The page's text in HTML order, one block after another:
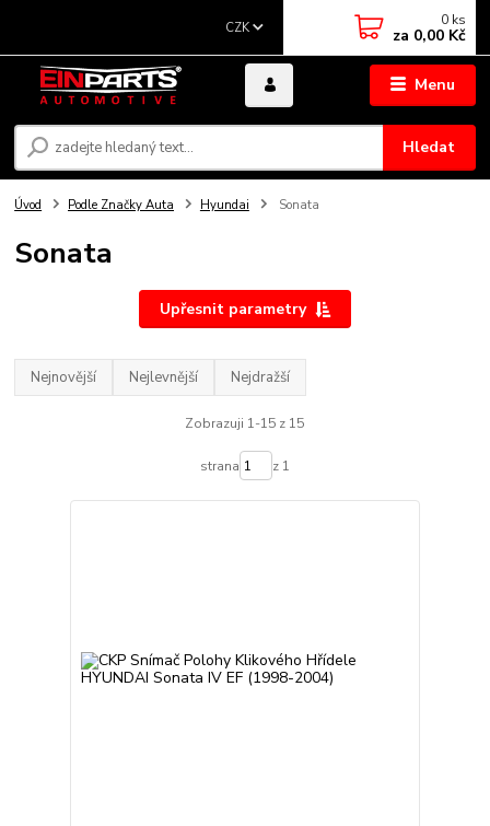
Menu
CZK
Hledat
0 ks
za 0,00 Kč
Úvod Podle Značky Auta Hyundai Sonata
Sonata
Upřesnit parametry
Nejnovější Nejlevnější Nejdražší
Zobrazuji 1-15 z 15
strana z 1